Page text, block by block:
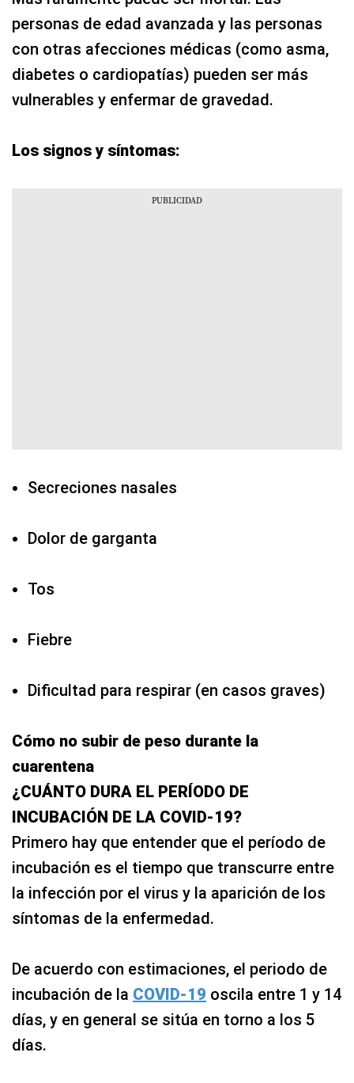
personas de edad avanzada y las personas
con otras afecciones médicas (como asma,
diabetes o cardiopatías) pueden ser más
vulnerables y enfermar de gravedad.
Los signos y síntomas:
Secreciones nasales
Dolor de garganta
Tos
Fiebre
Dificultad para respirar (en casos graves)
Cómo no subir de peso durante la
cuarentena
¿CUÁNTO DURA EL PERÍODO DE
INCUBACIÓN DE LA COVID-19?
Primero hay que entender que el período de
incubación es el tiempo que transcurre entre
la infección por el virus y la aparición de los
síntomas de la enfermedad.
De acuerdo con estimaciones, el periodo de
incubación de la COVID-19 oscila entre 1 y 14
días, y en general se sitúa en torno a los 5
días.